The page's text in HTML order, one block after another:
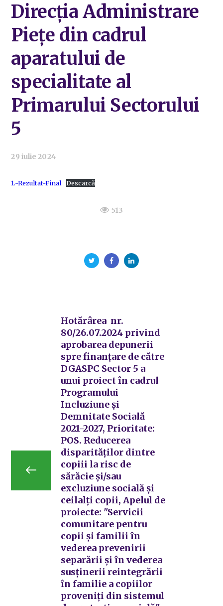
Direcția Administrare
Piețe din cadrul
aparatului de
specialitate al
Primarului Sectorului
5
29 iulie 2024
1.-Rezultat-Final Descarcă
513
Hotărârea nr.
80/26.07.2024 privind
aprobarea depunerii
spre finanţare de către
DGASPC Sector 5 a
unui proiect în cadrul
Programului
Incluziune și
Demnitate Socială
2021-2027, Prioritate:
POS. Reducerea
disparităților dintre
copiii la risc de
sărăcie și/sau
excluziune socială și
ceilalți copii, Apelul de
proiecte: "Servicii
comunitare pentru
copii și familii în
vederea prevenirii
separării și în vederea
susținerii reintegrării
în familie a copiilor
proveniți din sistemul